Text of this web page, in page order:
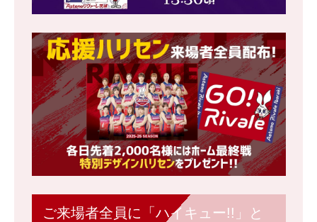
ご来場者全員に「ハイキュー!!」と